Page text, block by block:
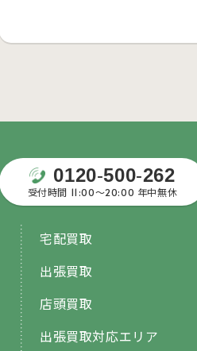
宅配買取
出張買取
店頭買取
出張買取対応エリア
0120-500-262
受付時間 11:00〜20:00 年中無休